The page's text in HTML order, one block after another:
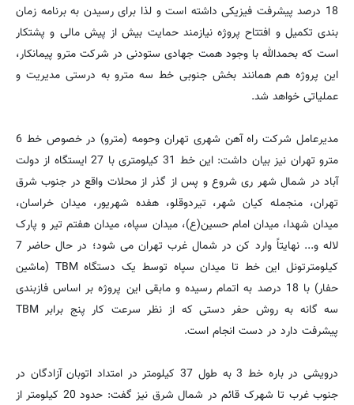
18 درصد پیشرفت فیزیکی داشته است و لذا برای رسیدن به برنامه زمان
بندی تکمیل و افتتاح پروژه نیازمند حمایت بیش از پیش مالی و پشتکار
است که بحمدالله با وجود همت جهادی ستودنی در شرکت مترو پیمانکار،
این پروژه هم همانند بخش جنوبی خط سه مترو به درستی مدیریت و
عملیاتی خواهد شد.
مدیرعامل شرکت راه آهن شهری تهران وحومه (مترو) در خصوص خط 6
مترو تهران نیز بیان داشت: این خط 31 کیلومتری با 27 ایستگاه از دولت
آباد در شمال شهر ری شروع و پس از گذر از محلات واقع در جنوب شرق
تهران، منجمله کیان شهر، تیردوقلو، هفده شهریور، میدان خراسان،
میدان شهدا، میدان امام حسین(ع)، میدان سپاه، میدان هفتم تیر و پارک
لاله و... نهایتاً وارد کن در شمال غرب تهران می شود؛ در حال حاضر 7
کیلومترتونل این خط تا میدان سپاه توسط یک دستگاه TBM (ماشین
حفار) با 18 درصد به اتمام رسیده و مابقی این پروژه بر اساس فازبندی
سه گانه به روش حفر دستی که از نظر سرعت کار پنج برابر TBM
پیشرفت دارد در دست انجام است.
درویشی در باره خط 3 به طول 37 کیلومتر در امتداد اتوبان آزادگان در
جنوب غرب تا شهرک قائم در شمال شرق نیز گفت: حدود 20 کیلومتر از